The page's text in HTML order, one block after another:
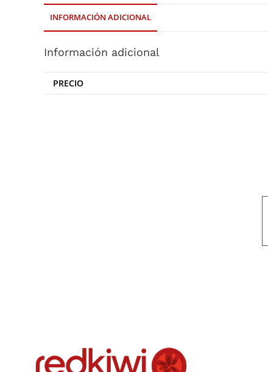
INFORMACIÓN ADICIONAL
Información adicional
PRECIO